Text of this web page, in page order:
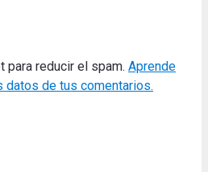
para reducir el spam. Aprende
datos de tus comentarios.